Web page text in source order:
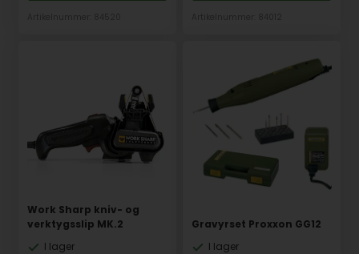
Work Sharp kniv- og
verktygsslip MK.2
I lager
Gravyrset Proxxon GG12
I lager